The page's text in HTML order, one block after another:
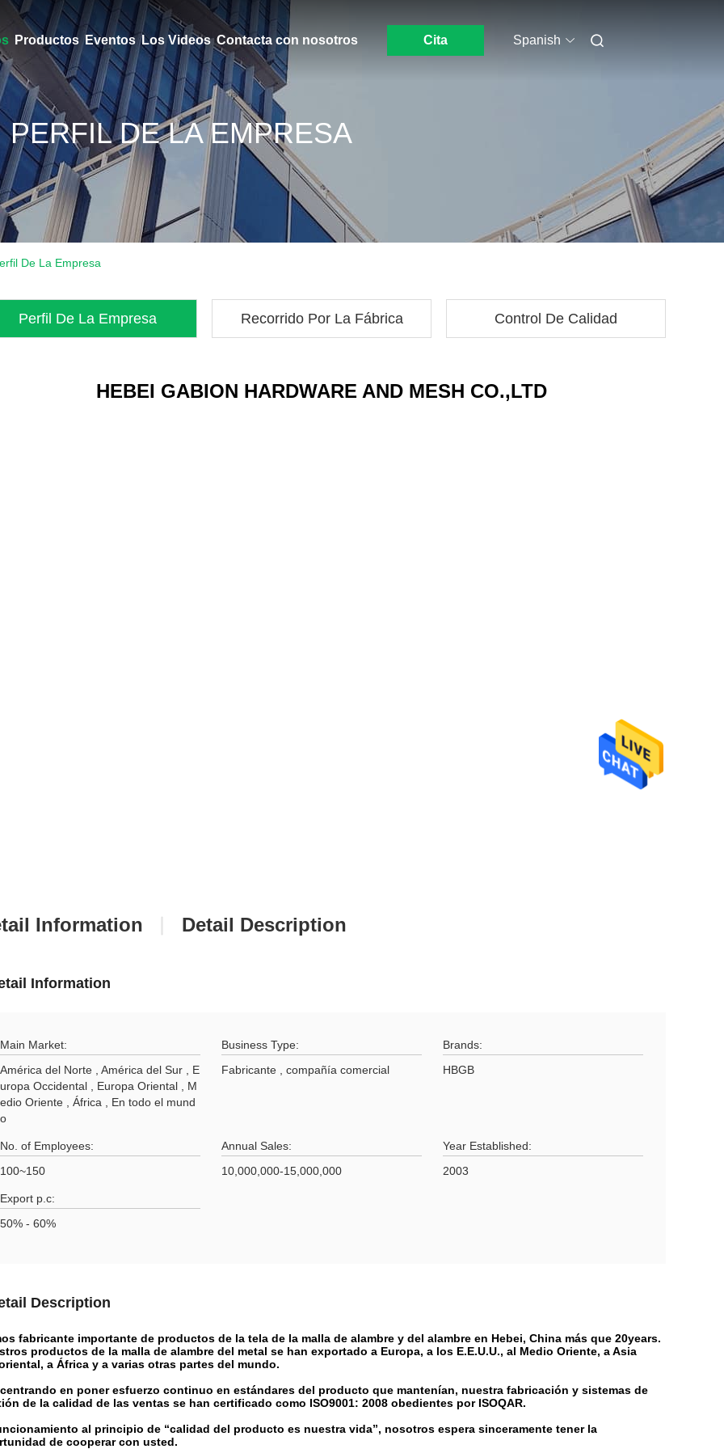
Productos Eventos Los Videos Contacta con nosotros Cita Spanish
PERFIL DE LA EMPRESA
De La Empresa
Perfil De La Empresa Recorrido Por La Fábrica Control De Calidad
HEBEI GABION HARDWARE AND MESH CO.,LTD
Information Detail Description
Information
Main Market:
América del Norte , América del Sur , E
uropa Occidental , Europa Oriental , M
edio Oriente , África , En todo el mund
o
Business Type:
Fabricante , compañía comercial
Brands:
HBGB
No. of Employees:
100~150
Annual Sales:
10,000,000-15,000,000
Year Established:
2003
Export p.c:
50% - 60%
Description
fabricante importante de productos de la tela de la malla de alambre y del alambre en Hebei, China más que 20years.
productos de la malla de alambre del metal se han exportado a Europa, a los E.E.U.U., al Medio Oriente, a Asia
a África y a varias otras partes del mundo.
en poner esfuerzo continuo en estándares del producto que mantenían, nuestra fabricación y sistemas de
de la calidad de las ventas se han certificado como ISO9001: 2008 obedientes por ISOQAR.
al principio de “calidad del producto es nuestra vida”, nosotros espera sinceramente tener la
de cooperar con usted.